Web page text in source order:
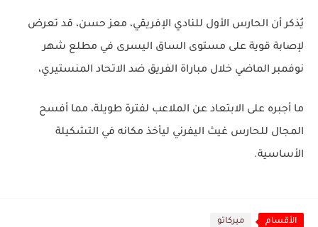
يُذكر أن الحارس الأول للنادي الإفريقي، معز حسن، قد تعرض
لإصابة قوية على مستوى الساق اليسرى في مطلع شهر
نوفمبر الماضي خلال مباراة الفريق ضد الاتحاد المنستيري،
ما أجبره على الابتعاد عن الملاعب لفترة طويلة، مما أفسح
المجال للحارس غيث اليفرني ليأخذ مكانه في التشكيلة
الأساسية.
الأقسام ميركاتو